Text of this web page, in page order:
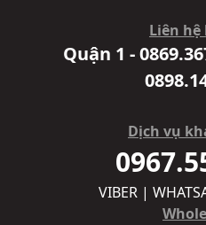
Liên
Quận 1 -
Dịch vụ
VIBER |